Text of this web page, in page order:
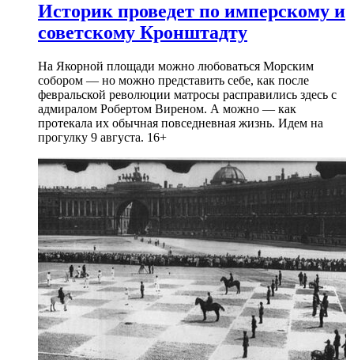
Историк проведет по имперскому и
советскому Кронштадту
На Якорной площади можно любоваться Морским
собором — но можно представить себе, как после
февральской революции матросы расправились здесь с
адмиралом Робертом Виреном. А можно — как
протекала их обычная повседневная жизнь. Идем на
прогулку 9 августа. 16+